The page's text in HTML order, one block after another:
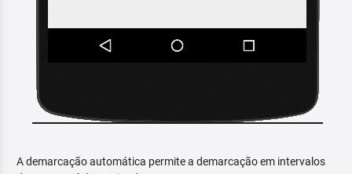
A demarcação automática permite a demarcação em intervalos